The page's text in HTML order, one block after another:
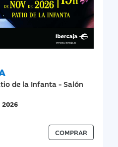
de la Infanta - Salón
2026
COMPRAR